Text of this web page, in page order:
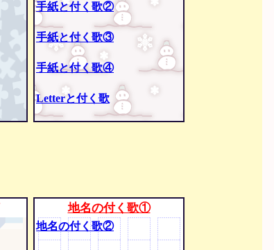
手紙と付く歌②
手紙と付く歌③
手紙と付く歌④
Letterと付く歌
地名の付く歌①
地名の付く歌②